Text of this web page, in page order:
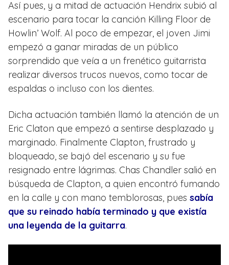
Así pues, y a mitad de actuación Hendrix subió al
escenario para tocar la canción Killing Floor de
Howlin’ Wolf. Al poco de empezar, el joven Jimi
empezó a ganar miradas de un público
sorprendido que veía a un frenético guitarrista
realizar diversos trucos nuevos, como tocar de
espaldas o incluso con los dientes.
Dicha actuación también llamó la atención de un
Eric Claton que empezó a sentirse desplazado y
marginado. Finalmente Clapton, frustrado y
bloqueado, se bajó del escenario y su fue
resignado entre lágrimas. Chas Chandler salió en
búsqueda de Clapton, a quien encontró fumando
en la calle y con mano temblorosas, pues sabía
que su reinado había terminado y que existía
una leyenda de la guitarra.